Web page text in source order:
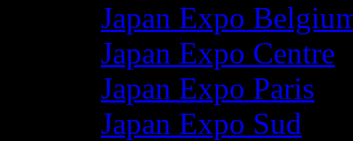
Japan Expo
Japan Expo Centre
Japan Expo Paris
Japan Expo Sud